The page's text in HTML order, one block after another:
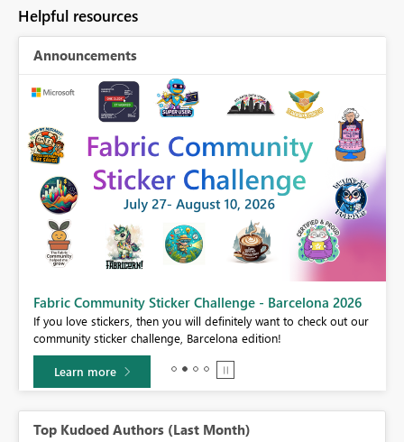
Helpful resources
Announcements
Fabric Community Sticker Challenge - Barcelona 2026
If you love stickers, then you will definitely want to check out our
community sticker challenge, Barcelona edition!
Learn more
Top Kudoed Authors (Last Month)